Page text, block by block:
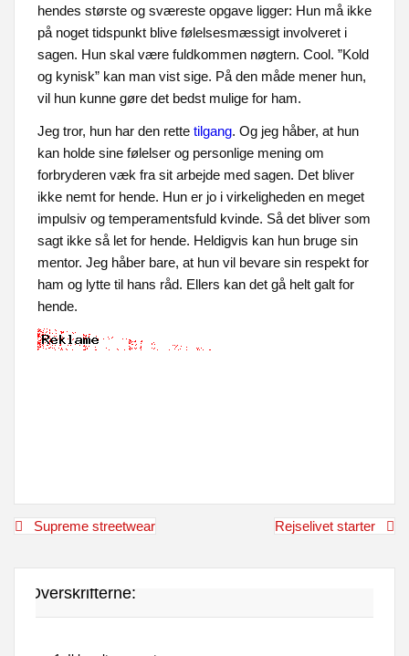
hendes største og sværeste opgave ligger: Hun må ikke
på noget tidspunkt blive følelsesmæssigt involveret i
sagen. Hun skal være fuldkommen nøgtern. Cool. ”Kold
og kynisk” kan man vist sige. På den måde mener hun,
vil hun kunne gøre det bedst mulige for ham.
Jeg tror, hun har den rette tilgang. Og jeg håber, at hun
kan holde sine følelser og personlige mening om
forbryderen væk fra sit arbejde med sagen. Det bliver
ikke nemt for hende. Hun er jo i virkeligheden en meget
impulsiv og temperamentsfuld kvinde. Så det bliver som
sagt ikke så let for hende. Heldigvis kan hun bruge sin
mentor. Jeg håber bare, at hun vil bevare sin respekt for
ham og lytte til hans råd. Ellers kan det gå helt galt for
hende.
Indlægsnavigation
Supreme streetwear Rejselivet starter
Overskrifterne: